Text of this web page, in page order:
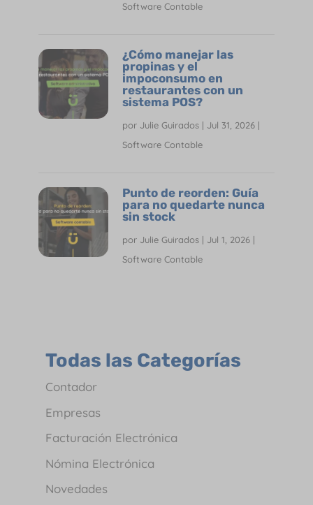
Software Contable
¿Cómo manejar las
propinas y el
impoconsumo en
restaurantes con un
sistema POS?
por Julie Guirados| Jul 31, 2026|
Software Contable
Punto de reorden: Guía
para no quedarte nunca
sin stock
por Julie Guirados| Jul 1, 2026|
Software Contable
Todas las Categorías
Contador
Empresas
Facturación Electrónica
Nómina Electrónica
Novedades